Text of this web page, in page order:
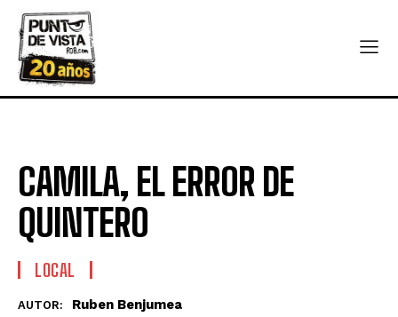
CAMILA, EL ERROR DE
QUINTERO
LOCAL
AUTOR: Ruben Benjumea